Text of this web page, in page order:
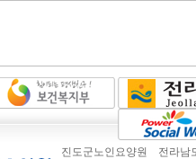
진도군노인요양원 전라남